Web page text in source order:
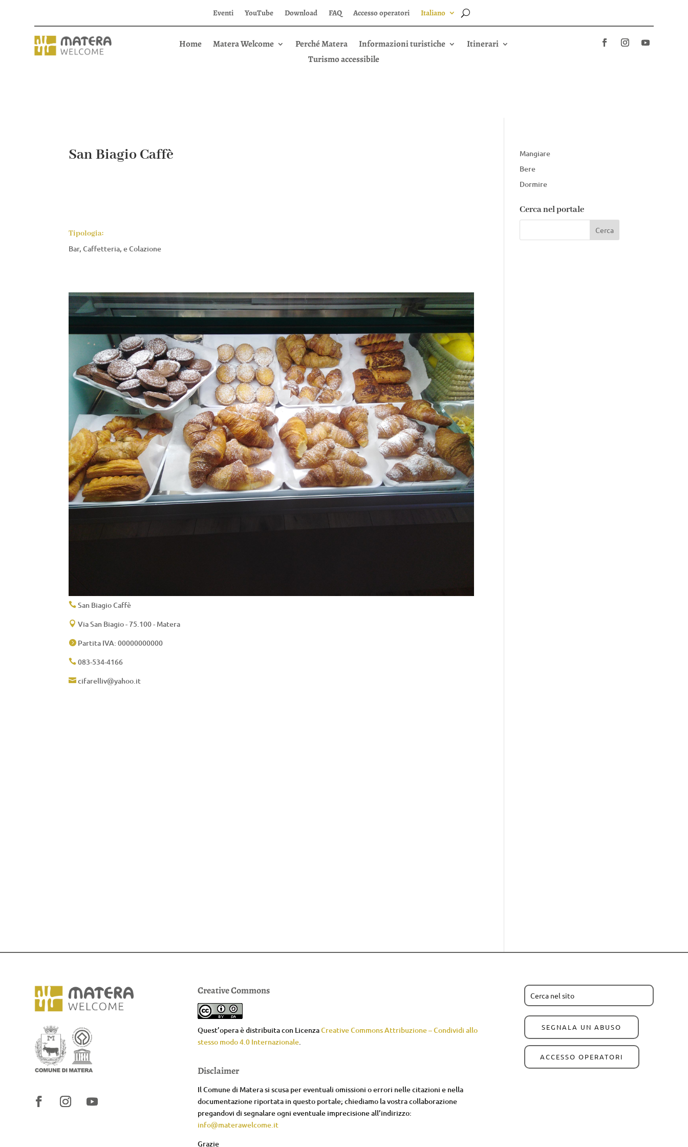
Eventi YouTube Download FAQ Accesso operatori Italiano
Home Matera Welcome Perché Matera Informazioni turistiche
Itinerari
Turismo accessibile
San Biagio Caffè
Tipologia:
Bar, Caffetteria, e Colazione
 San Biagio Caffè
 Via San Biagio - 75.100 - Matera
 Partita IVA: 00000000000
 083-534-4166
 cifarelliv@yahoo.it
Mangiare
Bere
Dormire
Cerca nel portale
Creative Commons
Quest’opera è distribuita con LicenzaCreative Commons Attribuzione – Condividi allo
stesso modo 4.0 Internazionale.
Disclaimer
Il Comune di Matera si scusa per eventuali omissioni o errori nelle citazioni e nella
documentazione riportata in questo portale; chiediamo la vostra collaborazione
pregandovi di segnalare ogni eventuale imprecisione all’indirizzo:
info@materawelcome.it
Grazie
SEGNALA UN ABUSO
ACCESSO OPERATORI